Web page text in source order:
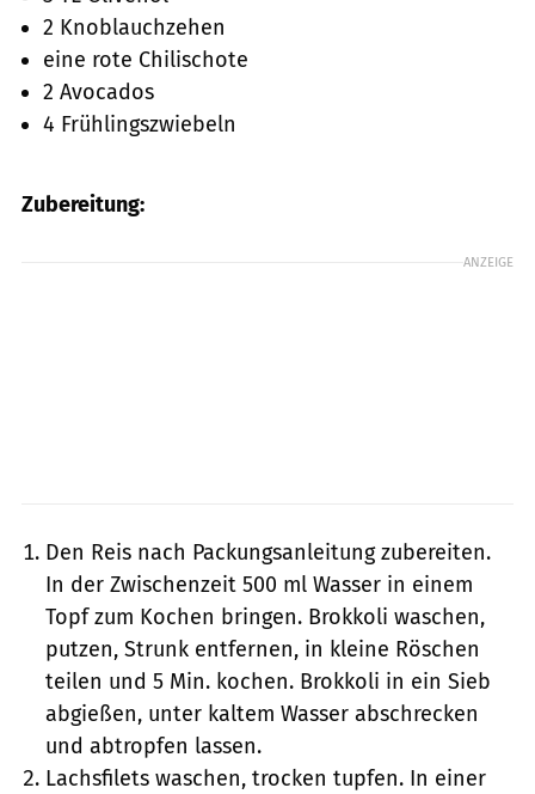
2 Knoblauchzehen
eine rote Chilischote
2 Avocados
4 Frühlingszwiebeln
Zubereitung:
ANZEIGE
Den Reis nach Packungsanleitung zubereiten.
In der Zwischenzeit 500 ml Wasser in einem
Topf zum Kochen bringen. Brokkoli waschen,
putzen, Strunk entfernen, in kleine Röschen
teilen und 5 Min. kochen. Brokkoli in ein Sieb
abgießen, unter kaltem Wasser abschrecken
und abtropfen lassen.
Lachsfilets waschen, trocken tupfen. In einer